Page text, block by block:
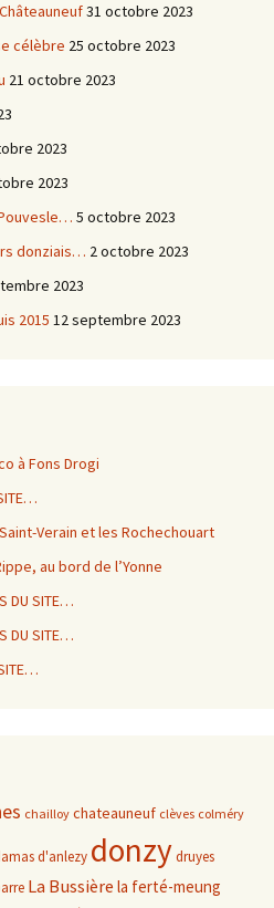
31 octobre 2023
célèbre 25 octobre 2023
21 octobre 2023
2023
2023
5 octobre 2023
donziais… 2 octobre 2023
2023
2015 12 septembre 2023
à Fons Drogi
Verain et les Rochechouart
au bord de l’Yonne
DU SITE…
DU SITE…
chailloy chateauneuf clèves colméry
d'anlezy donzydruyes
La Bussière la ferté-meung